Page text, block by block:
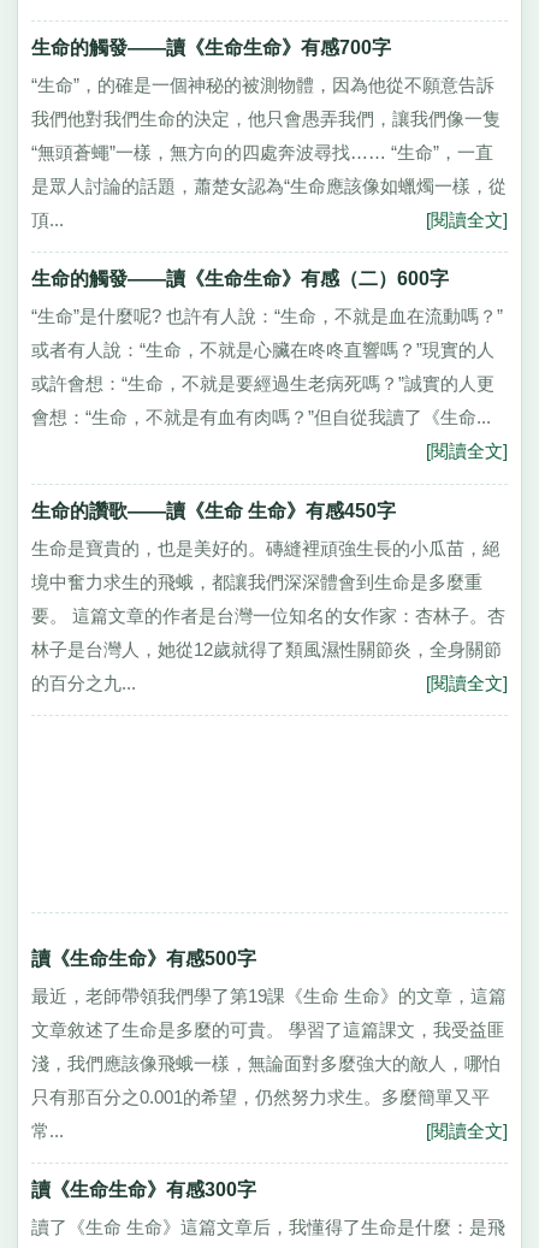
生命的觸發——讀《生命生命》有感700字
“生命”，的確是一個神秘的被測物體，因為他從不願意告訴
我們他對我們生命的決定，他只會愚弄我們，讓我們像一隻
“無頭蒼蠅”一樣，無方向的四處奔波尋找…… “生命”，一直
是眾人討論的話題，蕭楚女認為“生命應該像如蠟燭一樣，從
頂...
[閱讀全文]
生命的觸發——讀《生命生命》有感（二）600字
“生命”是什麼呢? 也許有人說：“生命，不就是血在流動嗎？”
或者有人說：“生命，不就是心臟在咚咚直響嗎？”現實的人
或許會想：“生命，不就是要經過生老病死嗎？”誠實的人更
會想：“生命，不就是有血有肉嗎？”但自從我讀了《生命...
[閱讀全文]
生命的讚歌——讀《生命 生命》有感450字
生命是寶貴的，也是美好的。磚縫裡頑強生長的小瓜苗，絕
境中奮力求生的飛蛾，都讓我們深深體會到生命是多麼重
要。 這篇文章的作者是台灣一位知名的女作家：杏林子。杏
林子是台灣人，她從12歲就得了類風濕性關節炎，全身關節
的百分之九...
[閱讀全文]
讀《生命生命》有感500字
最近，老師帶領我們學了第19課《生命 生命》的文章，這篇
文章敘述了生命是多麼的可貴。 學習了這篇課文，我受益匪
淺，我們應該像飛蛾一樣，無論面對多麼強大的敵人，哪怕
只有那百分之0.001的希望，仍然努力求生。多麼簡單又平
常...
[閱讀全文]
讀《生命生命》有感300字
讀了《生命 生命》這篇文章后，我懂得了生命是什麼：是飛